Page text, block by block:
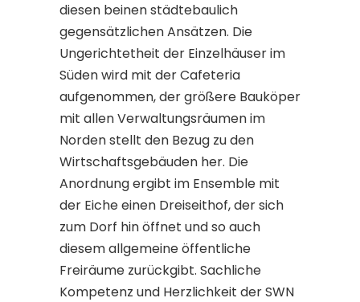
diesen beinen städtebaulich
gegensätzlichen Ansätzen. Die
Ungerichtetheit der Einzelhäuser im
Süden wird mit der Cafeteria
aufgenommen, der größere Bauköper
mit allen Verwaltungsräumen im
Norden stellt den Bezug zu den
Wirtschaftsgebäuden her. Die
Anordnung ergibt im Ensemble mit
der Eiche einen Dreiseithof, der sich
zum Dorf hin öffnet und so auch
diesem allgemeine öffentliche
Freiräume zurückgibt. Sachliche
Kompetenz und Herzlichkeit der SWN